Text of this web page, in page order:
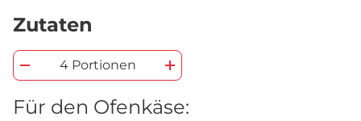
Zutaten
4 Portionen
Für den Ofenkäse: